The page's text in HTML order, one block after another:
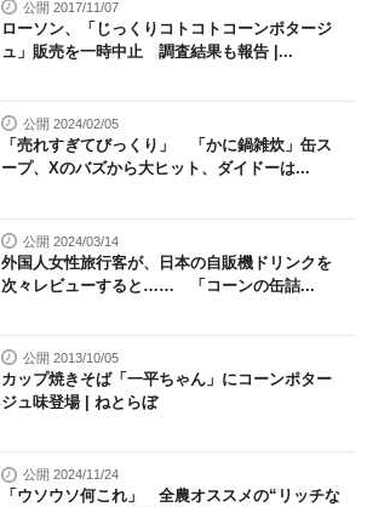
公開 2017/11/07
ローソン、「じっくりコトコトコーンポタージ
ュ」販売を一時中止 調査結果も報告 |...
公開 2024/02/05
「売れすぎてびっくり」 「かに鍋雑炊」缶ス
ープ、Xのバズから大ヒット、ダイドーは...
公開 2024/03/14
外国人女性旅行客が、日本の自販機ドリンクを
次々レビューすると…… 「コーンの缶詰...
公開 2013/10/05
カップ焼きそば「一平ちゃん」にコーンポター
ジュ味登場 | ねとらぼ
公開 2024/11/24
「ウソウソ何これ」 全農オススメの“リッチな